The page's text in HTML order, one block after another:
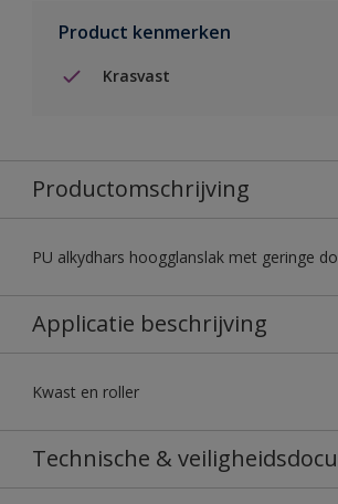
Product kenmerken
Krasvast
Productomschrijving
PU alkydhars hoogglanslak met geringe
Applicatie beschrijving
Kwast en roller
Technische &